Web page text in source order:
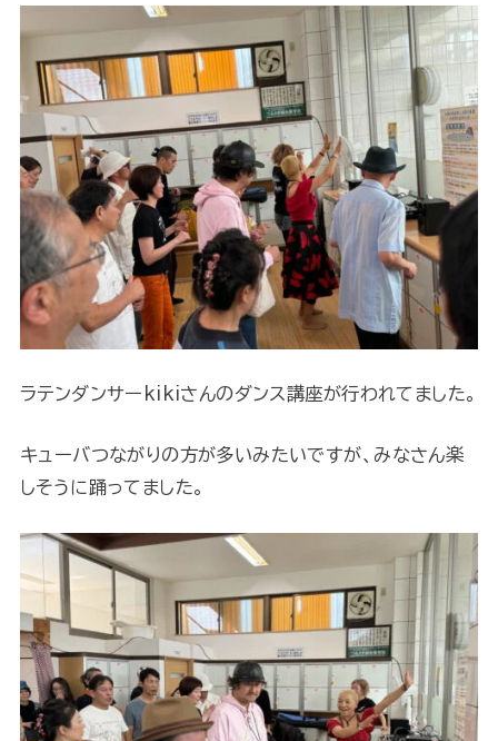
ラテンダンサーkikiさんのダンス講座が行われてました。
キューバつながりの方が多いみたいですが、みなさん楽
しそうに踊ってました。